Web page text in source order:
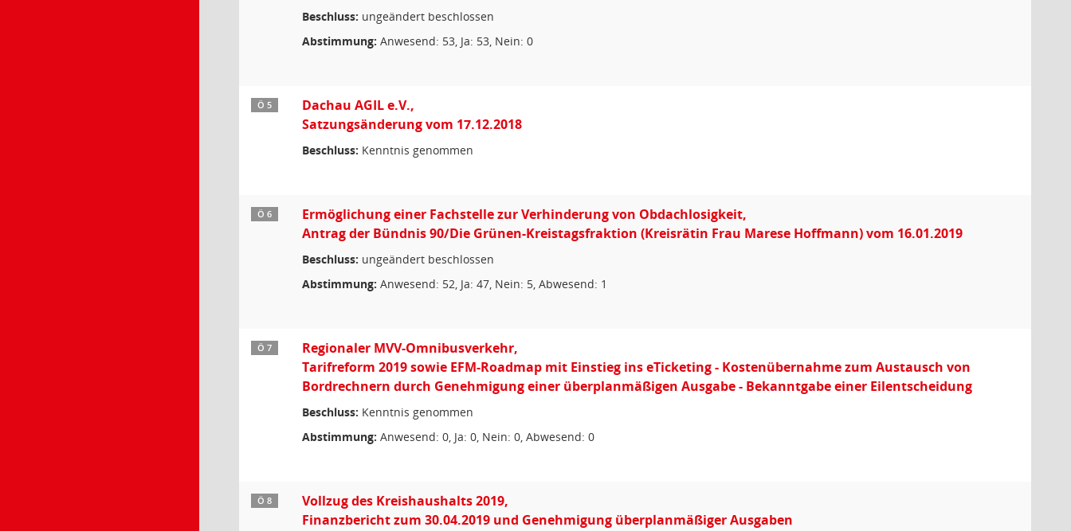
Beschluss: ungeändert beschlossen
Abstimmung: Anwesend: 53, Ja: 53, Nein: 0
Ö 5
Dachau AGIL e.V.,
Satzungsänderung vom 17.12.2018
Beschluss: Kenntnis genommen
Ö 6
Ermöglichung einer Fachstelle zur Verhinderung von Obdachlosigkeit,
Antrag der Bündnis 90/Die Grünen-Kreistagsfraktion (Kreisrätin Frau Marese Hoffmann) vom 16.01.2019
Beschluss: ungeändert beschlossen
Abstimmung: Anwesend: 52, Ja: 47, Nein: 5, Abwesend: 1
Ö 7
Regionaler MVV-Omnibusverkehr,
Tarifreform 2019 sowie EFM-Roadmap mit Einstieg ins eTicketing - Kostenübernahme zum Austausch von
Bordrechnern durch Genehmigung einer überplanmäßigen Ausgabe - Bekanntgabe einer Eilentscheidung
Beschluss: Kenntnis genommen
Abstimmung: Anwesend: 0, Ja: 0, Nein: 0, Abwesend: 0
Ö 8
Vollzug des Kreishaushalts 2019,
Finanzbericht zum 30.04.2019 und Genehmigung überplanmäßiger Ausgaben